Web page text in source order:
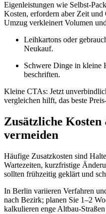
Eigenleistungen wie
Kosten, erfordern aber Zeit
Umzug verkleinert Volumen
Leihkartons oder
Neukauf.
Schwere Dinge in kleine
beschriften.
Kleine CTAs: Jetzt
vergleichen hilft, das beste
Zusätzliche
vermeiden
Häufige Zusatzkosten sind
Wartezeiten, kurzfristige
sollten frühzeitig geklärt und
In Berlin variieren Verfahren
nach Bezirk; planen Sie 1–2
kalkulieren enge